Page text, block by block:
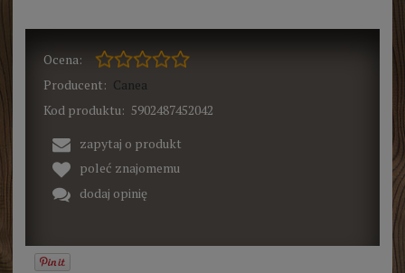
Ocena:
Producent: Canea
Kod produktu: 5902487452042
zapytaj o produkt
poleć znajomemu
dodaj opinię